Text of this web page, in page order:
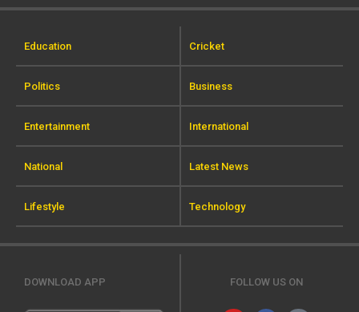
Education Cricket
Politics Business
Entertainment International
National Latest News
Lifestyle Technology
DOWNLOAD APP FOLLOW US ON